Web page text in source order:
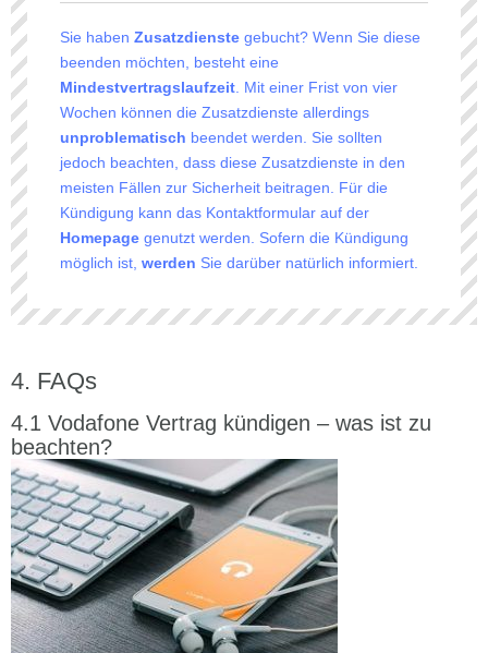
Sie haben Zusatzdienste gebucht? Wenn Sie diese
beenden möchten, besteht eine
Mindestvertragslaufzeit . Mit einer Frist von vier
Wochen können die Zusatzdienste allerdings
unproblematisch beendet werden. Sie sollten
jedoch beachten, dass diese Zusatzdienste in den
meisten Fällen zur Sicherheit beitragen. Für die
Kündigung kann das Kontaktformular auf der
Homepage genutzt werden. Sofern die Kündigung
möglich ist, werden Sie darüber natürlich informiert.
FAQs
Vodafone Vertrag kündigen – was ist zu
beachten?